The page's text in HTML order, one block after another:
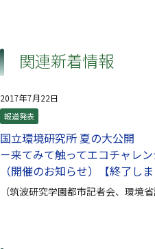
関連新着情報
2017年7月22日
報道発表
国立環境研究所 夏の大公開
－来てみて触ってエコチャレ
（開催のお知らせ）【終了しま
（筑波研究学園都市記者会、環境